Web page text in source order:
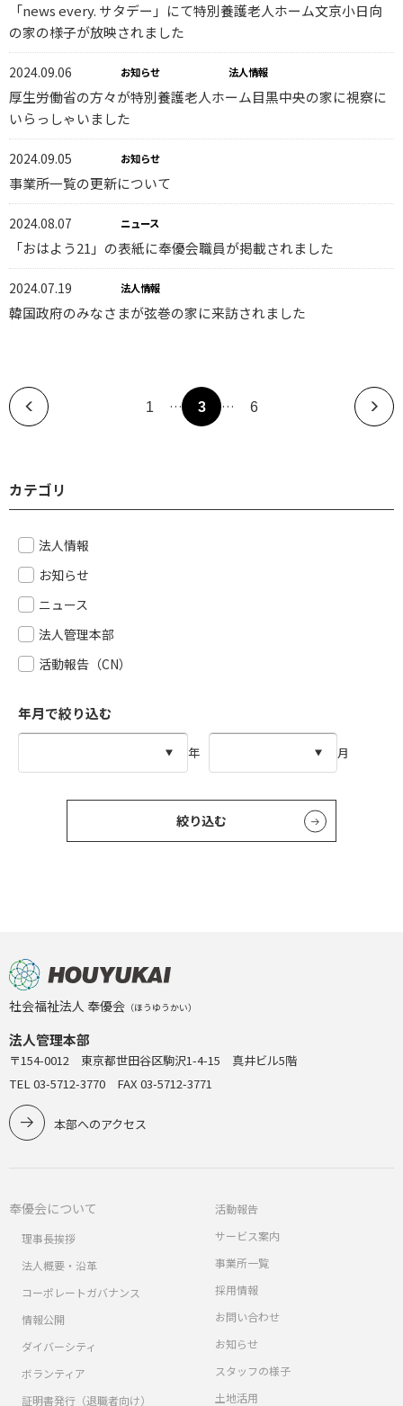
「news every. サタデー」にて特別養護老人ホーム文京小日向
の家の様子が放映されました
2024.09.06 お知らせ 法人情報
厚生労働省の方々が特別養護老人ホーム目黒中央の家に視察に
いらっしゃいました
2024.09.05 お知らせ
事業所一覧の更新について
2024.08.07 ニュース
「おはよう21」の表紙に奉優会職員が掲載されました
2024.07.19 法人情報
韓国政府のみなさまが弦巻の家に来訪されました
1 … 3 … 6
カテゴリ
法人情報
お知らせ
ニュース
法人管理本部
活動報告（CN）
年月で絞り込む
年 月
絞り込む
社会福祉法人 奉優会 （ほうゆうかい）
法人管理本部
〒154-0012 東京都世田谷区駒沢1-4-15 真井ビル5階
TEL 03-5712-3770 FAX 03-5712-3771
本部へのアクセス
奉優会について
理事長挨拶
法人概要・沿革
コーポレートガバナンス
情報公開
ダイバーシティ
ボランティア
証明書発行（退職者向け）
活動報告
サービス案内
事業所一覧
採用情報
お問い合わせ
お知らせ
スタッフの様子
土地活用